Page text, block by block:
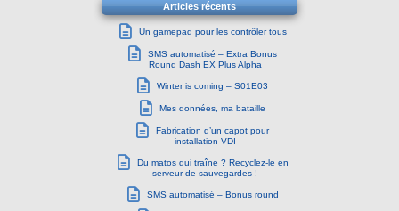
Articles récents
Un gamepad pour les contrôler tous
SMS automatisé – Extra Bonus
Round Dash EX Plus Alpha
Winter is coming – S01E03
Mes données, ma bataille
Fabrication d’un capot pour
installation VDI
Du matos qui traîne ? Recyclez-le en
serveur de sauvegardes !
SMS automatisé – Bonus round